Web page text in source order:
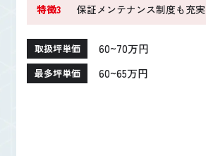
特徴3 保証メンテナンス制度も充実
取扱坪単価 60~70万円
最多坪単価 60~65万円